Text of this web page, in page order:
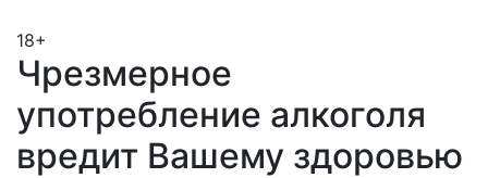
18+
Чрезмерное
употребление алкоголя
вредит Вашему здоровью